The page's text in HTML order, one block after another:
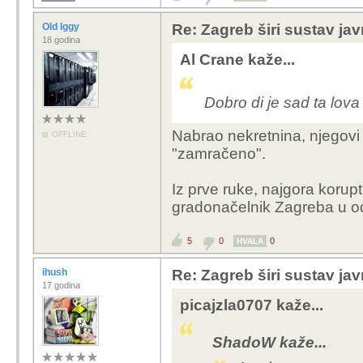
Old Iggy
18 godina
OFFLINE
Re: Zagreb širi sustav
Al Crane kaže...
Dobro di je sad ta
Nabrao nekretnina,
"zamračeno".
Iz prve ruke, najgora
gradonačelnik Zagreba u
5 0 HVALA 0
ihush
17 godina
Re: Zagreb širi sustav
picajzla0707 kaže...
ShadoW kaže...